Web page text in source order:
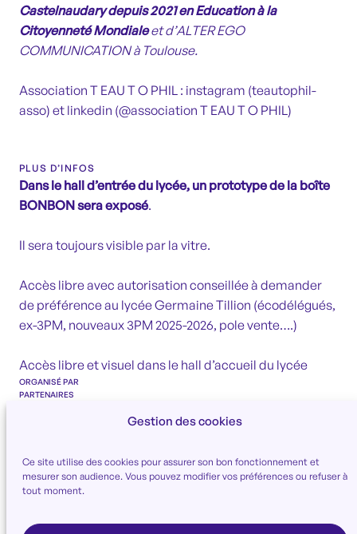
Gestion des cookies
Ce site utilise des cookies pour assurer son bon fonctionnement et
mesurer son audience. Vous pouvez modifier vos préférences ou refuser à
tout moment.
Castelnaudarydepuis 2021 en Education à la
Citoyenneté Mondialeet d’ALTER EGO
COMMUNICATION à Toulouse.
Association T EAU T O PHIL : instagram (teautophil-
asso) et linkedin (@association T EAU T O PHIL)
PLUS D’INFOS
Dans le hall d’entrée du lycée, un prototype de la boîte
BONBON sera exposé.
Il sera toujours visible par la vitre.
Accès libre avec autorisation conseillée à demander
de préférence au lycée Germaine Tillion (écodélégués,
ex-3PM, nouveaux 3PM 2025-2026, pole vente….)
Accès libre et visuel dans le hall d’accueil du lycée
ORGANISÉ PAR
PARTENAIRES
ADRESSE
LYCEE GERMAINE TILLION 1 avenue du Campus Jean Durand –
CASTELNAUDARY
FORMAT